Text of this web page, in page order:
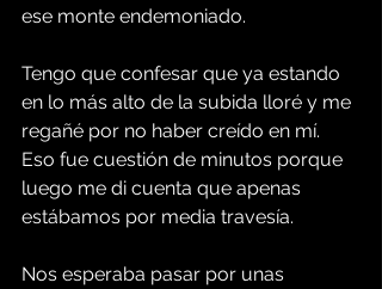
ese monte endemoniado.
Tengo que confesar que ya estando
en lo más alto de la subida lloré y me
regañé por no haber creído en mí.
Eso fue cuestión de minutos porque
luego me di cuenta que apenas
estábamos por media travesía.
Nos esperaba pasar por unas